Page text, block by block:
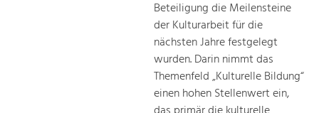
Beteiligung die Meilensteine
der Kulturarbeit für die
nächsten Jahre festgelegt
wurden. Darin nimmt das
Themenfeld „Kulturelle Bildung“
einen hohen Stellenwert ein,